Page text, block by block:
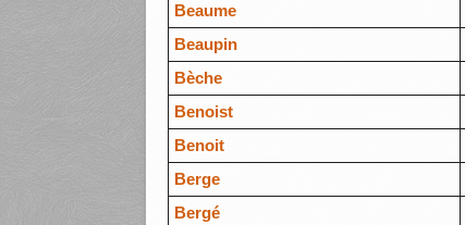
Beaume
Beaupin
Bèche
Benoist
Benoit
Berge
Bergé